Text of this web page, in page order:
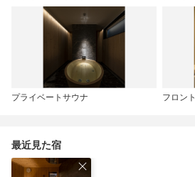
プライベートサウナ フロント
最近見た宿